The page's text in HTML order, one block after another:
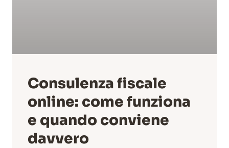
Consulenza fiscale
online: come funziona
e quando conviene
davvero